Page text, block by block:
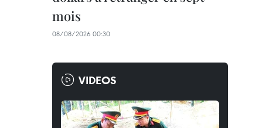
mois
08/08/2026 00:30
VIDEOS